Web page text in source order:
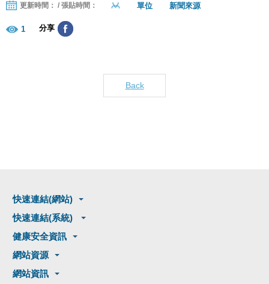
更新時間： / 張貼時間： 單位 新聞來源
1 分享
Back
快速連結(網站)
快速連結(系統)
健康安全資訊
網站資源
網站資訊